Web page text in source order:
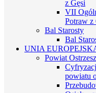
z Gęsi
VII
Potraw z
Bal Starosty
Bal
UNIA
Powiat
powiatu